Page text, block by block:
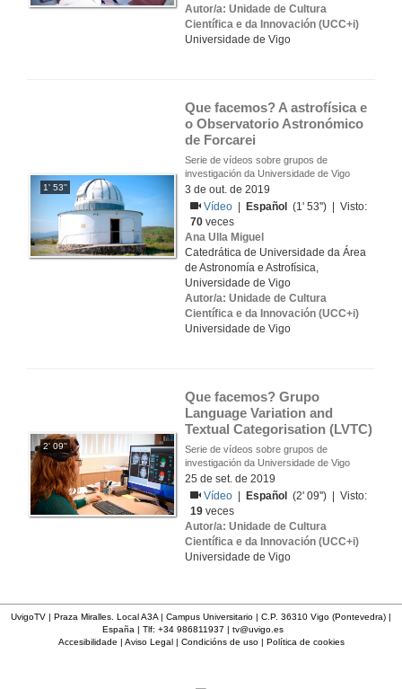
Autor/a: Unidade de Cultura
Científica e da Innovación (UCC+i)
Universidade de Vigo
1' 53''
Que facemos? A astrofísica e
o Observatorio Astronómico
de Forcarei
Serie de vídeos sobre grupos de
investigación da Universidade de Vigo
3 de out. de 2019
Vídeo
Español
(1' 53'') | Visto:
70 veces
Ana Ulla Miguel
Catedrática de Universidade da Área
de Astronomía e Astrofísica,
Universidade de Vigo
Autor/a: Unidade de Cultura
Científica e da Innovación (UCC+i)
Universidade de Vigo
2' 09''
Que facemos? Grupo
Language Variation and
Textual Categorisation (LVTC)
Serie de vídeos sobre grupos de
investigación da Universidade de Vigo
25 de set. de 2019
Vídeo
Español
(2' 09'') | Visto:
19 veces
Autor/a: Unidade de Cultura
Científica e da Innovación (UCC+i)
Universidade de Vigo
UvigoTV | Praza Miralles. Local A3A | Campus Universitario | C.P. 36310 Vigo (Pontevedra) |
España | Tlf: +34 986811937 | tv@uvigo.es
Accesibilidade | Aviso Legal| Condicións de uso| Política de cookies